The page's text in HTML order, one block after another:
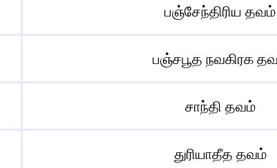
பஞ்சேந்திரிய தவம்
பஞ்சபூத நவகிரக
சாந்தி தவம்
துரியாதீத தவம்